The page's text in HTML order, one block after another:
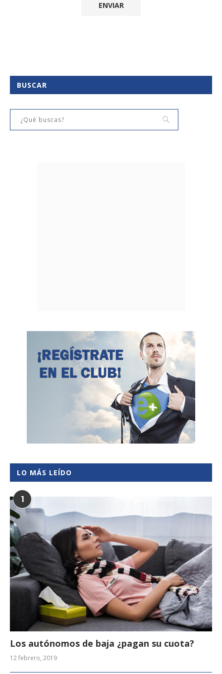
BUSCAR
LO MÁS LEÍDO
1
Los autónomos de baja ¿pagan su cuota?
12 febrero, 2019